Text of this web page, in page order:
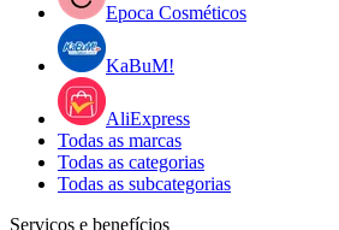
Epoca Cosméticos
KaBuM!
AliExpress
Todas as marcas
Todas as categorias
Todas as subcategorias
Serviços e benefícios